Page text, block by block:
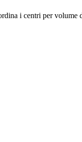
i centri per volume